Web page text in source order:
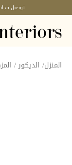
توصيل
المنزل/ الديكور/